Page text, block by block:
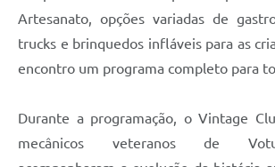
Artesanato, opções variadas de
trucks e brinquedos infláveis para as
encontro um programa completo para
Durante a programação, o Vintage
mecânicos veteranos de